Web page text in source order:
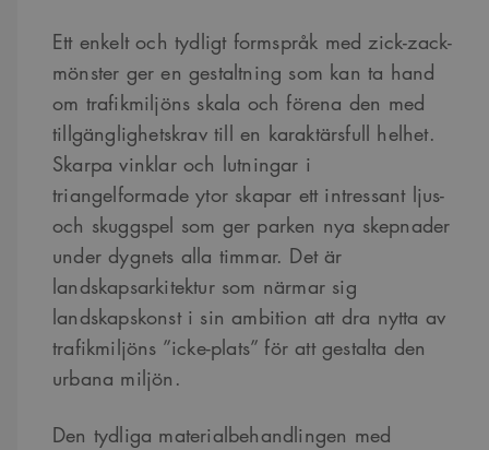
Ett enkelt och tydligt formspråk med zick-zack-
mönster ger en gestaltning som kan ta hand
om trafikmiljöns skala och förena den med
tillgänglighetskrav till en karaktärsfull helhet.
Skarpa vinklar och lutningar i
triangelformade ytor skapar ett intressant ljus-
och skuggspel som ger parken nya skepnader
under dygnets alla timmar. Det är
landskapsarkitektur som närmar sig
landskapskonst i sin ambition att dra nytta av
trafikmiljöns ”icke-plats” för att gestalta den
urbana miljön.
Den tydliga materialbehandlingen med